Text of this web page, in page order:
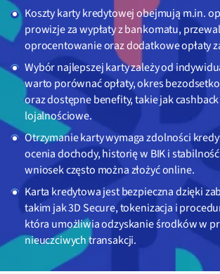
Koszty karty kredytowej obejmują m.in.
prowizje za wypłaty z bankomatu,
oprocentowanie oraz dodatkowe opłaty
Wybór najlepszej karty zależy od
warto porównać opłaty, okres
oraz dostępne benefity, takie jak
lojalnościowe.
Otrzymanie karty wymaga zdolności
ocenia dochody, historię w BIK i
wniosek często można złożyć online.
Karta kredytowa jest bezpieczna dzięki
takim jak 3D Secure, tokenizacja i
która umożliwia odzyskanie środków w
nieuczciwych transakcji.